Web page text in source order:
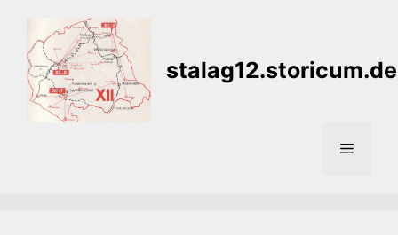
contenu
stalag12.storicum.de
Menu